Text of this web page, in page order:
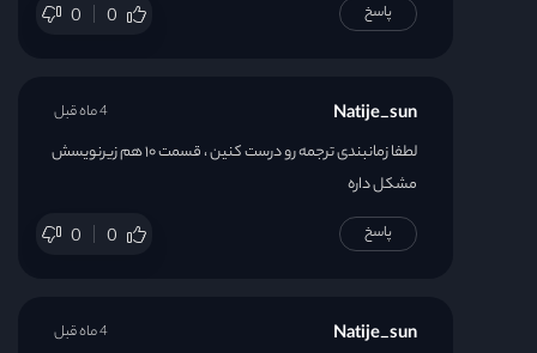
0 0 پاسخ
Natije_sun
لطفا زمانبندی ترجمه رو درست کنین ، قسمت ۱۰ هم زیرنویسش
مشکل داره
0 0
4 ماه قبل
پاسخ
Natije_sun 4 ماه قبل